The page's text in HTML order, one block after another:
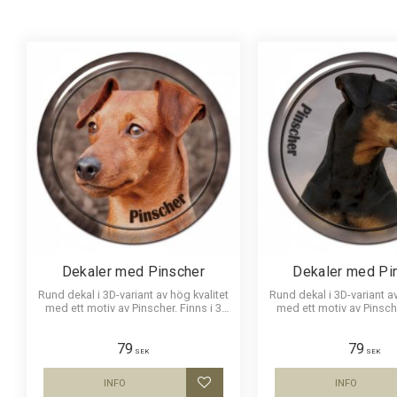
Dekaler med Pinscher
Rund dekal i 3D-variant av hög kvalitet
med ett motiv av Pinscher. Finns i 3
79 SEK
Lägg till i favoriter
INFO
Dekaler med
Rund dekal i 3D-variant
med ett motiv av
79 SEK
INFO